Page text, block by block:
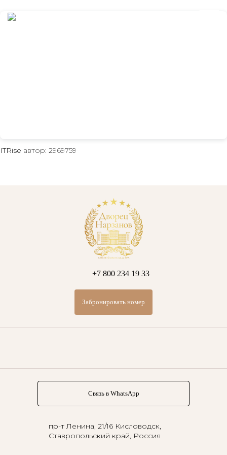
ITRise автор: 2969759
+7 800 234 19 33
Забронировать номер
Связь в WhatsApp
пр-т Ленина, 21/16 Кисловодск,
Ставропольский край, Россия